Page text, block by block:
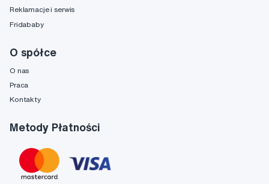
Reklamacje i serwis
Fridababy
O spółce
O nas
Praca
Kontakty
Metody Płatności